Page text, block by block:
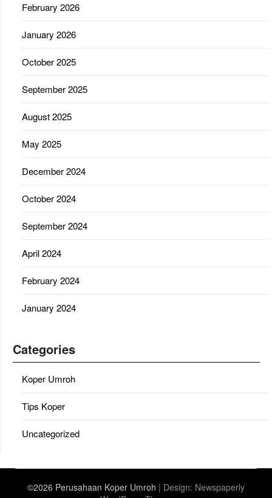
February 2026
January 2026
October 2025
September 2025
August 2025
May 2025
December 2024
October 2024
September 2024
April 2024
February 2024
January 2024
Categories
Koper Umroh
Tips Koper
Uncategorized
©2026 Perusahaan Koper Umroh | Design: Newspaperly